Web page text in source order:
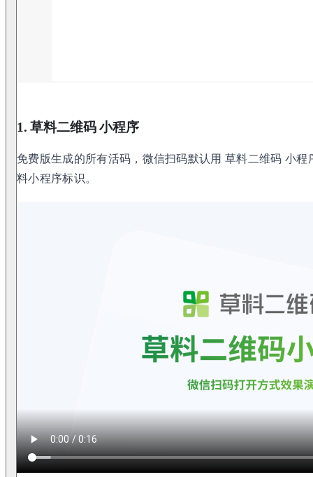
1. 草料二维码 小程序
免费版生成的所有活码，微信扫码默认用 草料二维码 小
料小程序标识。